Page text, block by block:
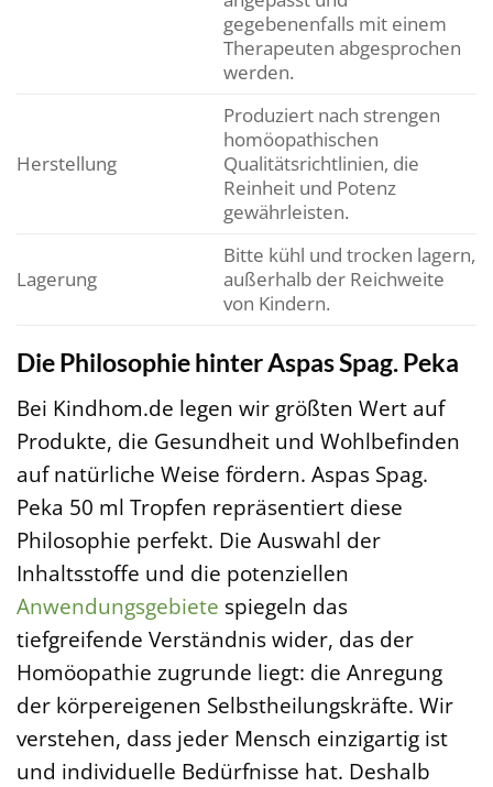
gegebenenfalls mit einem
Therapeuten abgesprochen
werden.
Herstellung
Produziert nach strengen
homöopathischen
Qualitätsrichtlinien, die
Reinheit und Potenz
gewährleisten.
Lagerung
Bitte kühl und trocken lagern,
außerhalb der Reichweite
von Kindern.
Die Philosophie hinter Aspas Spag. Peka
Bei Kindhom.de legen wir größten Wert auf
Produkte, die Gesundheit und Wohlbefinden
auf natürliche Weise fördern. Aspas Spag.
Peka 50 ml Tropfen repräsentiert diese
Philosophie perfekt. Die Auswahl der
Inhaltsstoffe und die potenziellen
Anwendungsgebiete spiegeln das
tiefgreifende Verständnis wider, das der
Homöopathie zugrunde liegt: die Anregung
der körpereigenen Selbstheilungskräfte. Wir
verstehen, dass jeder Mensch einzigartig ist
und individuelle Bedürfnisse hat. Deshalb